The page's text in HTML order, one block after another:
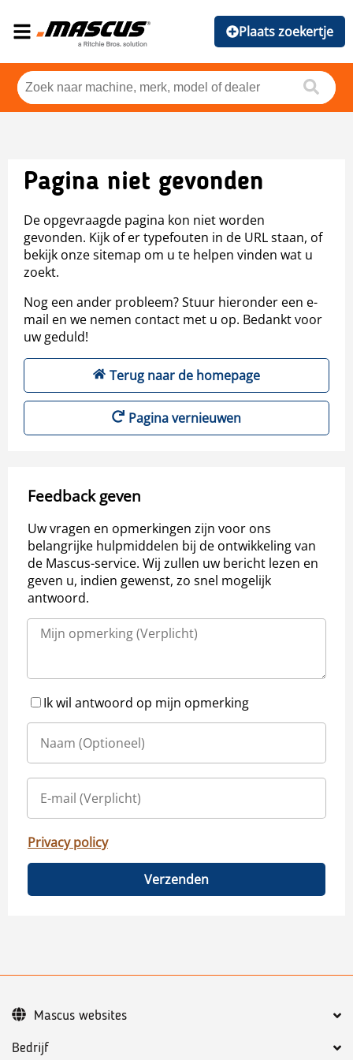
Plaats zoekertje
Pagina niet gevonden
De opgevraagde pagina kon niet worden
gevonden. Kijk of er typefouten in de URL staan, of
bekijk onze sitemap om u te helpen vinden wat u
zoekt.
Nog een ander probleem? Stuur hieronder een e-
mail en we nemen contact met u op. Bedankt voor
uw geduld!
Terug naar de homepage
Pagina vernieuwen
Feedback geven
Uw vragen en opmerkingen zijn voor ons
belangrijke hulpmiddelen bij de ontwikkeling van
de Mascus-service. Wij zullen uw bericht lezen en
geven u, indien gewenst, zo snel mogelijk
antwoord.
Ik wil antwoord op mijn opmerking
Privacy policy
Verzenden
Bedrijf
Mascus websites